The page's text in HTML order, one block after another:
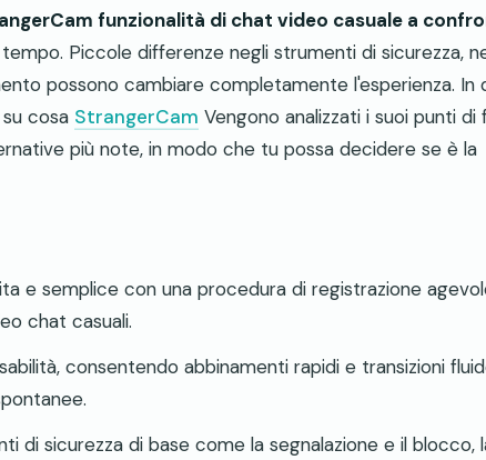
funzionalità di chat video casuale a
Piccole differenze negli strumenti di sicurezza,
possono cambiare completamente l'esperienza. In
cosa StrangerCam Vengono analizzati i suoi punti di
più note, in modo che tu possa decidere se è la
e semplice con una procedura di registrazione
chat casuali.
consentendo abbinamenti rapidi e transizioni
di sicurezza di base come la segnalazione e il blocco,